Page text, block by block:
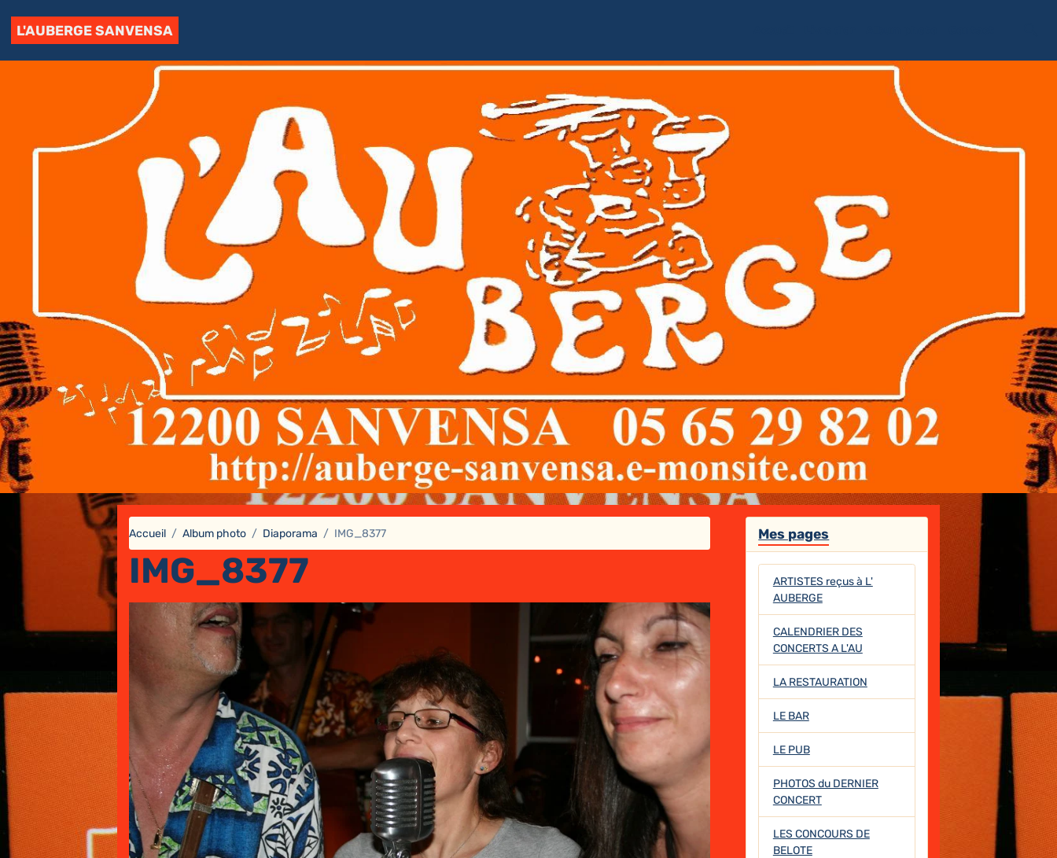
L'AUBERGE SANVENSA
Accueil Album photo Diaporama IMG_8377
IMG_8377
Mes pages
ARTISTES reçus à L'
AUBERGE
CALENDRIER DES
CONCERTS A L'AU
LA RESTAURATION
LE BAR
LE PUB
PHOTOS du DERNIER
CONCERT
LES CONCOURS DE
BELOTE